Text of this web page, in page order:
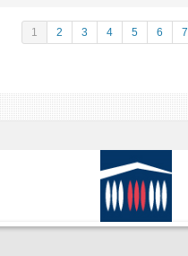
1 2 3 4 5 6 7